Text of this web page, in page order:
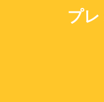
プ